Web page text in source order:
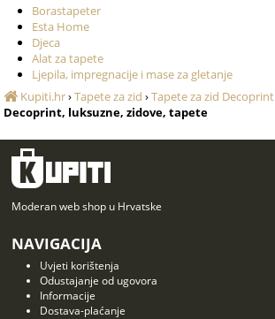
Borastapeter
Esta Home
Djeca
Alat za tapete
Ljepila, impregnacije i mase za gletanje
Kupiti.hr›Tapete za zid ›Tapete za zid Decoprint
Decoprint, luksuzne, zidove, tapete
Moderan web shop u Hrvatske
NAVIGACIJA
Uvjeti korištenja
Odustajanje od ugovora
Informacije
Dostava-plaćanje